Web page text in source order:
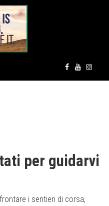
per guidarvi
i sentieri di corsa,